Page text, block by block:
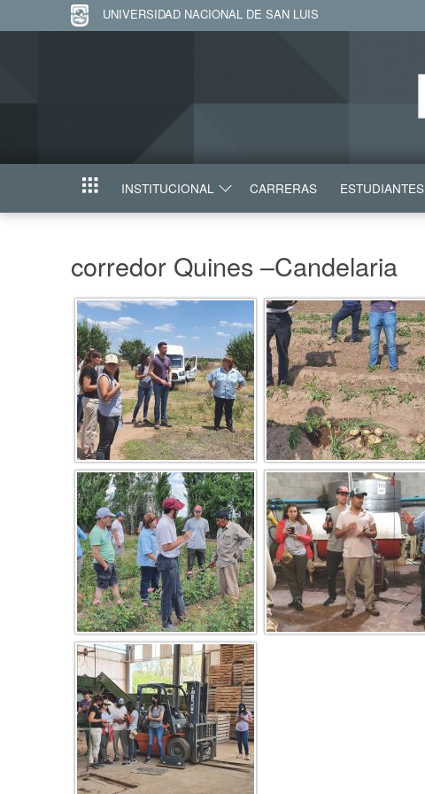
UNIVERSIDAD NACIONAL DE SAN LUIS
INICIO INSTITUCIONAL CARRERAS ESTUDIANTES
corredor Quines –Candelaria